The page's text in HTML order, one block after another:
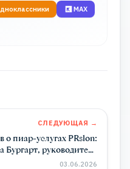
MAX
СЛЕДУЮЩАЯ →
о пиар-услугах PRslon:
Бургарт, руководитель
маркетинга Impulse
03.06.2026